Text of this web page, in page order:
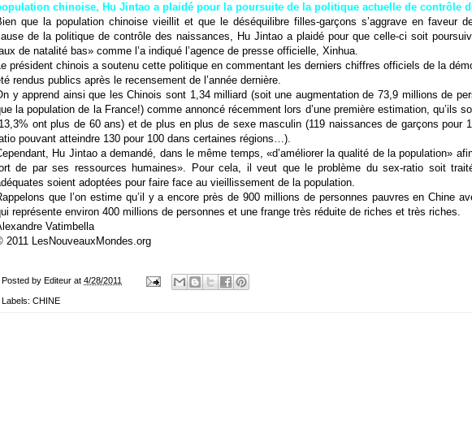
chinoise, Hu Jintao a plaidé pour la poursuite de la politique actuelle de contrôle
que la population chinoise vieillit et que le déséquilibre filles-garçons s’aggrave en faveur
de la politique de contrôle des naissances, Hu Jintao a plaidé pour que celle-ci soit
de natalité bas» comme l’a indiqué l’agence de presse officielle, Xinhua.
président chinois a soutenu cette politique en commentant les derniers chiffres officiels de la
rendus publics après le recensement de l’année dernière.
y apprend ainsi que les Chinois sont 1,34 milliard (soit une augmentation de 73,9 millions de
la population de la France!) comme annoncé récemment lors d’une première estimation, qu’ils
ont plus de 60 ans) et de plus en plus de sexe masculin (119 naissances de garçons pour
pouvant atteindre 130 pour 100 dans certaines régions…).
Hu Jintao a demandé, dans le même temps, «d’améliorer la qualité de la population»
de par ses ressources humaines». Pour cela, il veut que le problème du sex-ratio soit
soient adoptées pour faire face au vieillissement de la population.
que l’on estime qu’il y a encore près de 900 millions de personnes pauvres en Chine
représente environ 400 millions de personnes et une frange très réduite de riches et très riches.
Vatimbella
2011 LesNouveauxMondes.org
Posted by Editeur at 4/28/2011
Labels: CHINE